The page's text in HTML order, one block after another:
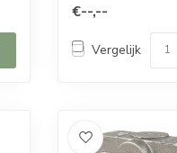
€--,--
Vergelijk